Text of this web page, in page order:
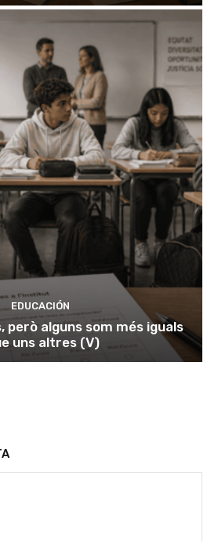
EDUCACIÓN
però alguns som més iguals
uns altres (V)